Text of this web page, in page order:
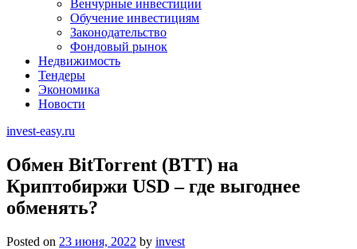
Венчурные инвестиции
Обучение инвестициям
Законодательство
Фондовый рынок
Недвижимость
Тендеры
Экономика
Новости
invest-easy.ru
Обмен BitTorrent (BTT) на
Криптобиржи USD – где выгоднее
обменять?
Posted on 23 июня, 2022 by invest